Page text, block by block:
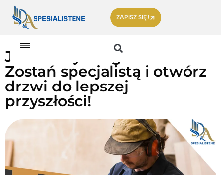
ZAPISZ SIĘ !
Jak zdobyć Fagbrev?
Zostań specjalistą i otwórz
drzwi do lepszej
przyszłości!